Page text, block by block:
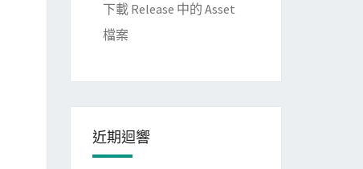
下載 Release 中的 Asset
檔案
近期迴響